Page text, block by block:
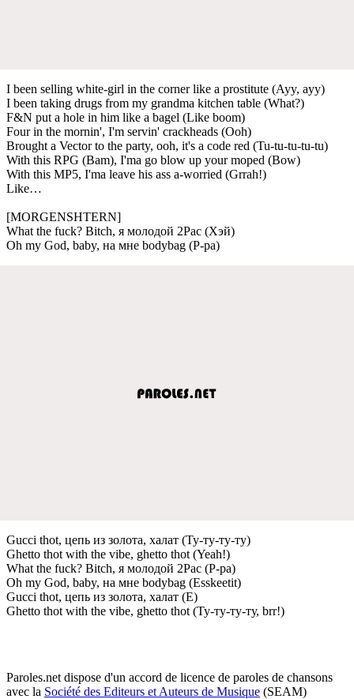
I been selling white-girl in the corner like a prostitute (Ayy, ayy)
I been taking drugs from my grandma kitchen table (What?)
F&N put a hole in him like a bagel (Like boom)
Four in the mornin', I'm servin' crackheads (Ooh)
Brought a Vector to the party, ooh, it's a code red (Tu-tu-tu-tu-tu)
With this RPG (Bam), I'ma go blow up your moped (Bow)
With this MP5, I'ma leave his ass a-worried (Grrah!)
Like…
[MORGENSHTERN]
What the fuck? Bitch, я молодой 2Pac (Хэй)
Oh my God, baby, на мнe bodybag (Р-ра)
Gucci thot, цeпь из золота, халат (Ту-ту-ту-ту)
Ghetto thot with the vibe, ghetto thot (Yeah!)
What the fuck? Bitch, я молодой 2Pac (Р-ра)
Oh my God, baby, на мнe bodybag (Esskeetit)
Gucci thot, цeпь из золота, халат (Е)
Ghetto thot with the vibe, ghetto thot (Ту-ту-ту-ту, brr!)
Paroles.net dispose d'un accord de licence de paroles de chansons
avec la Société des Editeurs et Auteurs de Musique (SEAM)